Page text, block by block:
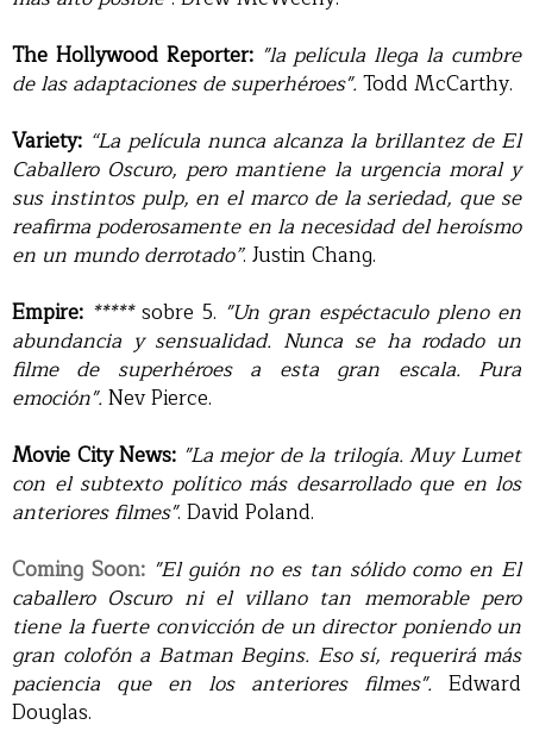
The Hollywood Reporter: "la película llega la cumbre
de las adaptaciones de superhéroes".Todd McCarthy.
Variety: “La película nunca alcanza la brillantez de El
Caballero Oscuro, pero mantiene la urgencia moral y
sus instintos pulp, en el marco de la seriedad, que se
reafirma poderosamente en la necesidad del heroísmo
en un mundo derrotado”. Justin Chang.
Empire: *****sobre 5. "Un gran espéctaculo pleno en
abundancia y sensualidad. Nunca se ha rodado un
filme de superhéroes a esta gran escala. Pura
emoción".Nev Pierce.
Movie City News: "La mejor de la trilogía. Muy Lumet
con el subtexto político más desarrollado que en los
anteriores filmes". David Poland.
Coming Soon:"El guión no es tan sólido como en El
caballero Oscuro ni el villano tan memorable pero
tiene la fuerte convicción de un director poniendo un
gran colofón a Batman Begins. Eso sí, requerirá más
paciencia que en los anteriores filmes". Edward
Douglas.